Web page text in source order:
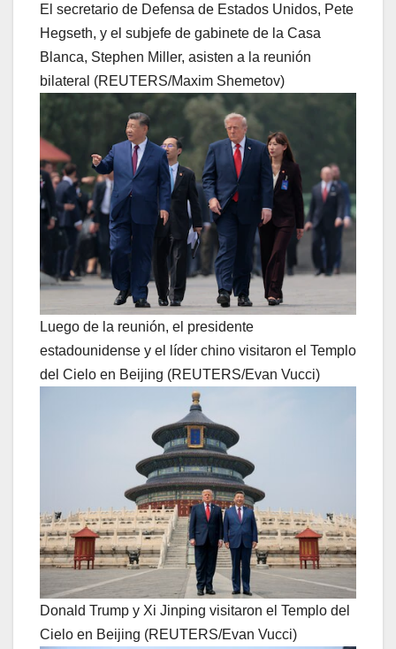
El secretario de Defensa de Estados Unidos, Pete
Hegseth, y el subjefe de gabinete de la Casa
Blanca, Stephen Miller, asisten a la reunión
bilateral (REUTERS/Maxim Shemetov)
Luego de la reunión, el presidente
estadounidense y el líder chino visitaron el Templo
del Cielo en Beijing (REUTERS/Evan Vucci)
Donald Trump y Xi Jinping visitaron el Templo del
Cielo en Beijing (REUTERS/Evan Vucci)